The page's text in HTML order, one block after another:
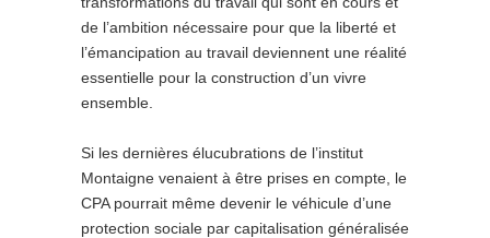
de l’ambition nécessaire pour que la liberté et
l’émancipation au travail deviennent une réalité
essentielle pour la construction d’un vivre
ensemble.
Si les dernières élucubrations de l’institut
Montaigne venaient à être prises en compte, le
CPA pourrait même devenir le véhicule d’une
protection sociale par capitalisation généralisée